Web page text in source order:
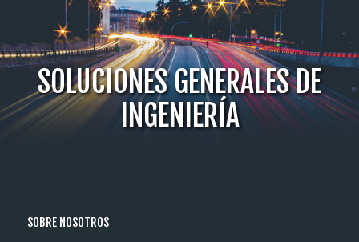
SOLUCIONES GENERALES DE
INGENIERÍA
SOBRE NOSOTROS